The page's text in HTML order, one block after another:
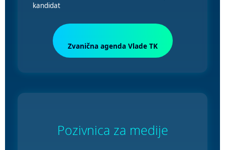
kandidat
Zvanična agenda Vlade TK
Pozivnica za medije